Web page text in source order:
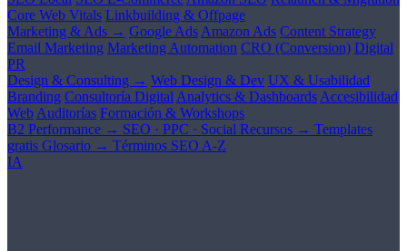
Core Web Vitals Linkbuilding & Offpage
Marketing & Ads → Google Ads Amazon Ads Content Strategy
Email Marketing Marketing Automation CRO (Conversion) Digital
PR
Design & Consulting → Web Design & Dev UX & Usabilidad
Branding Consultoría Digital Analytics & Dashboards Accesibilidad
Web Auditorías Formación & Workshops
B2 Performance → SEO · PPC · Social Recursos → Templates
gratis Glosario → Términos SEO A-Z
IA